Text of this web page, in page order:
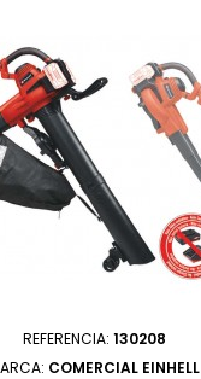
REFERENCIA: 130208
COMERCIAL EINHELL